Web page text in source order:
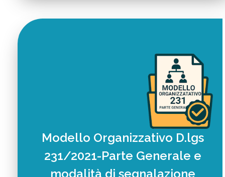
Modello Organizzativo D.lgs
231/2021-Parte Generale e
modalità di segnalazione